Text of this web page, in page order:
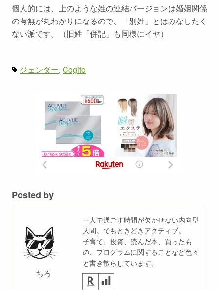
個人的には、上のような姓の連結バージョンは婚姻関係
の有無が丸わかりになるので、「別姓」とはみなしたく
ない派です。（旧姓「併記」も同様にイヤ）
ジェンダー Cogito
Posted by
ちろ
一人で過ごす時間が欠かせない内向型
人間。でもときどきアクティブ。
子育て、投資、読んだ本、買ったも
の、プログラムに関することなど色々
と書き散らしています。